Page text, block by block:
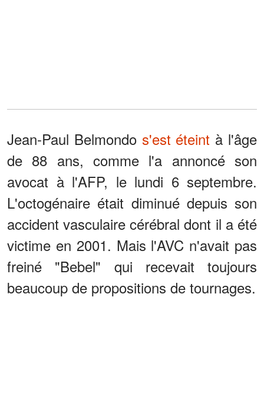
Jean-Paul Belmondo s'est éteint à l'âge
de 88 ans, comme l'a annoncé son
avocat à l'AFP, le lundi 6 septembre.
L'octogénaire était diminué depuis son
accident vasculaire cérébral dont il a été
victime en 2001. Mais l'AVC n'avait pas
freiné "Bebel" qui recevait toujours
beaucoup de propositions de tournages.